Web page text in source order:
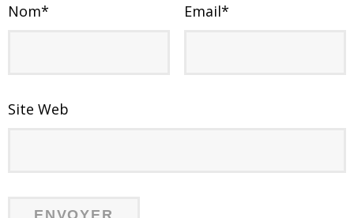
Nom* Email*
Site Web